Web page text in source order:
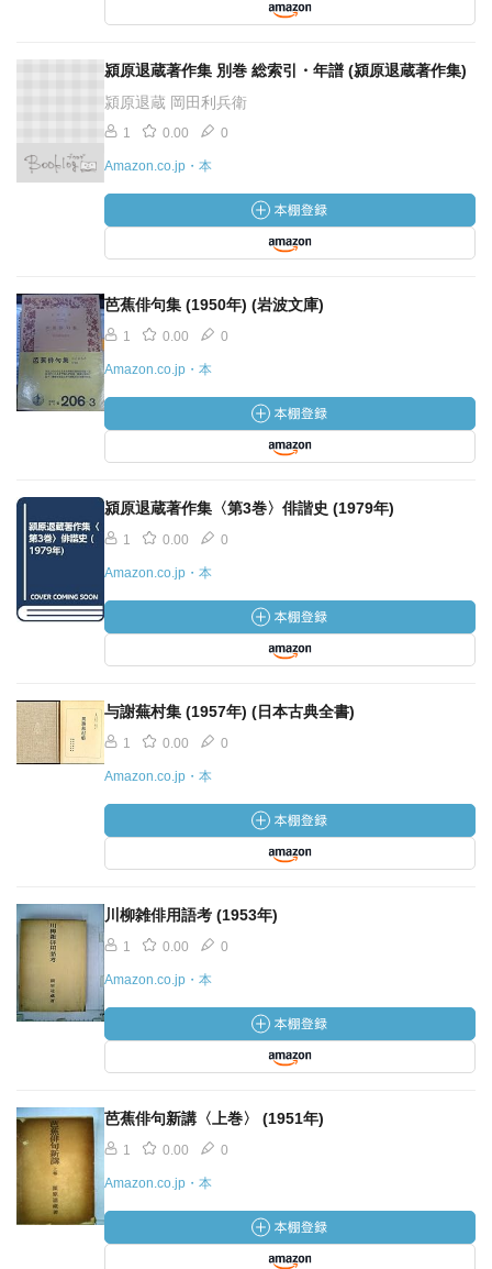
潁原退蔵著作集 別巻 総索引・年譜 (潁原退蔵著作集)
潁原退蔵 岡田利兵衛
1 0.00 0
Amazon.co.jp・本
芭蕉俳句集 (1950年) (岩波文庫)
1 0.00 0
Amazon.co.jp・本
潁原退蔵著作集〈第3巻〉俳諧史 (1979年)
1 0.00 0
Amazon.co.jp・本
与謝蕪村集 (1957年) (日本古典全書)
1 0.00 0
Amazon.co.jp・本
川柳雑俳用語考 (1953年)
1 0.00 0
Amazon.co.jp・本
芭蕉俳句新講〈上巻〉 (1951年)
1 0.00 0
Amazon.co.jp・本